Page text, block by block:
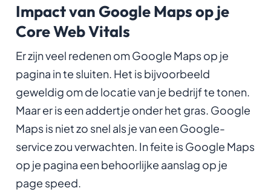
Impact van Google Maps op je
Core Web Vitals
Er zijn veel redenen om Google Maps op je
pagina in te sluiten. Het is bijvoorbeeld
geweldig om de locatie van je bedrijf te tonen.
Maar er is een addertje onder het gras. Google
Maps is niet zo snel als je van een Google-
service zou verwachten. In feite is Google Maps
op je pagina een behoorlijke aanslag op je
page speed.